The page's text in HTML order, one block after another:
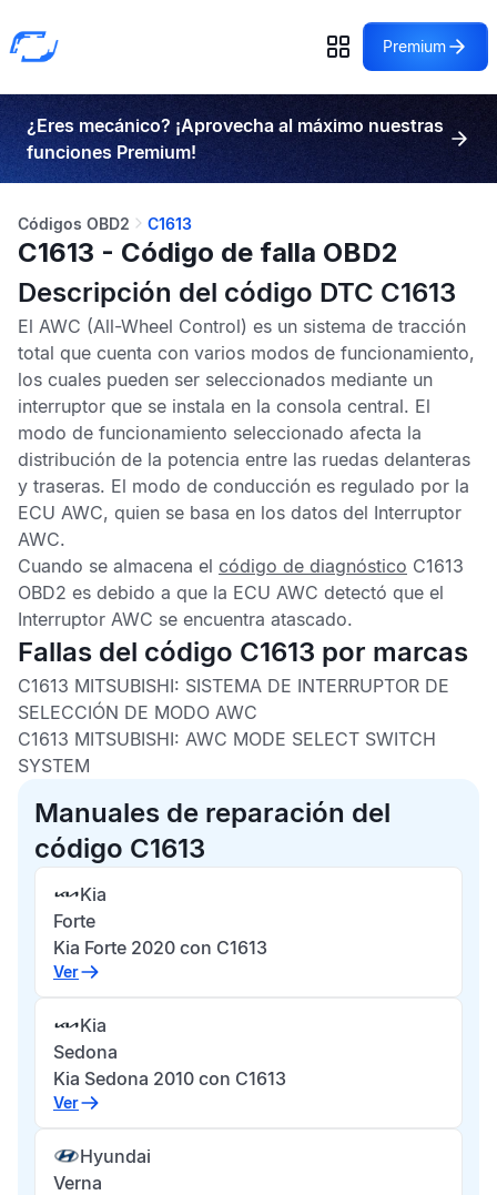
Premium
¿Eres mecánico? ¡Aprovecha al máximo nuestras
funciones Premium!
Códigos OBD2 C1613
C1613 - Código de falla OBD2
Descripción del código DTC C1613
El AWC (All-Wheel Control) es un sistema de tracción
total que cuenta con varios modos de funcionamiento,
los cuales pueden ser seleccionados mediante un
interruptor que se instala en la consola central. El
modo de funcionamiento seleccionado afecta la
distribución de la potencia entre las ruedas delanteras
y traseras. El modo de conducción es regulado por la
ECU AWC, quien se basa en los datos del Interruptor
AWC.
Cuando se almacena el código de diagnóstico C1613
OBD2 es debido a que la ECU AWC detectó que el
Interruptor AWC se encuentra atascado.
Fallas del código C1613 por marcas
C1613 MITSUBISHI: SISTEMA DE INTERRUPTOR DE
SELECCIÓN DE MODO AWC
C1613 MITSUBISHI: AWC MODE SELECT SWITCH
SYSTEM
Manuales de reparación del
código C1613
Kia
Forte
Kia Forte 2020 con C1613
Ver
Kia
Sedona
Kia Sedona 2010 con C1613
Ver
Hyundai
Verna